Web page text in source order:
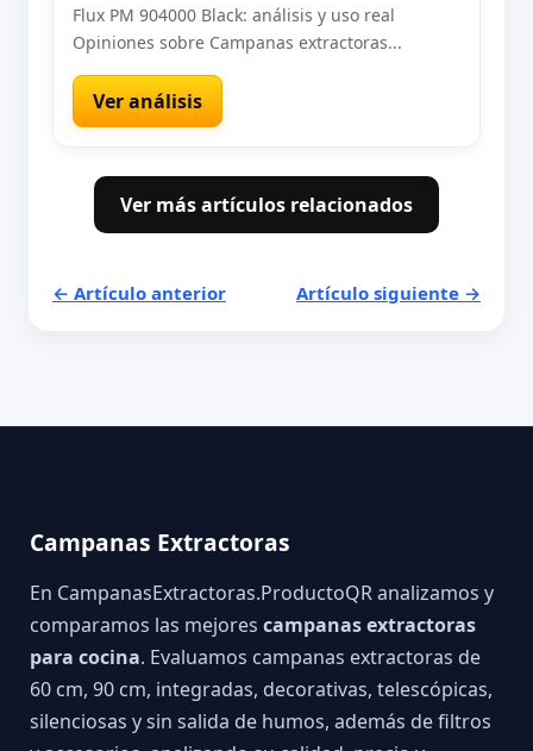
Flux PM 904000 Black: análisis y uso real
Opiniones sobre Campanas extractoras...
Ver análisis
Ver más artículos relacionados
← Artículo anterior Artículo siguiente →
Campanas Extractoras
En CampanasExtractoras.ProductoQR analizamos y
comparamos las mejores campanas extractoras
para cocina. Evaluamos campanas extractoras de
60 cm, 90 cm, integradas, decorativas, telescópicas,
silenciosas y sin salida de humos, además de filtros